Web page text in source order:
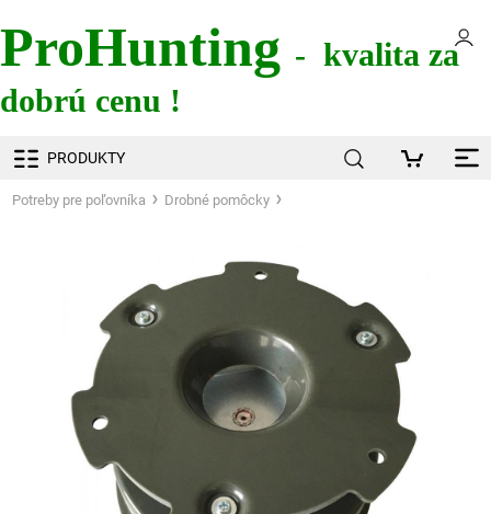
ProHunting - kvalita za
dobrú cenu !
PRODUKTY
Potreby pre poľovníka Drobné pomôcky